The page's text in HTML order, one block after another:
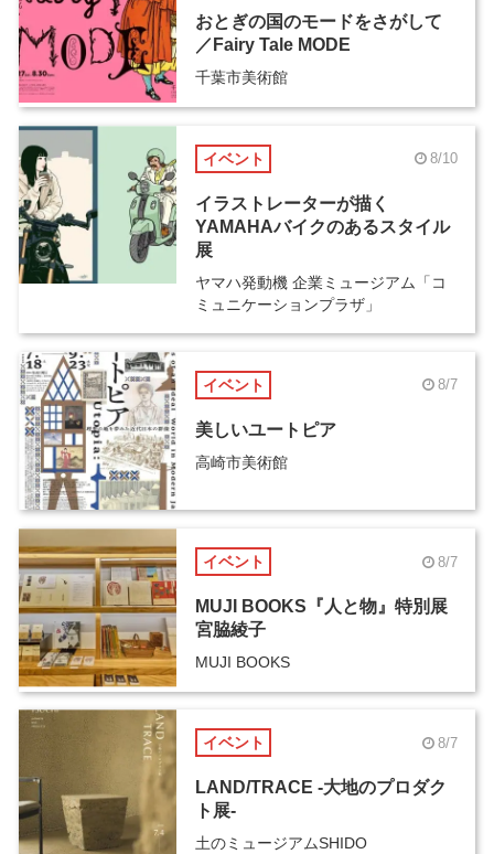
おとぎの国のモードをさがして
／Fairy Tale MODE
千葉市美術館
イベント 8/10
イラストレーターが描く
YAMAHAバイクのあるスタイル
展
ヤマハ発動機 企業ミュージアム「コ
ミュニケーションプラザ」
イベント 8/7
美しいユートピア
高崎市美術館
イベント 8/7
MUJI BOOKS『人と物』特別展
宮脇綾子
MUJI BOOKS
イベント 8/7
LAND/TRACE -大地のプロダク
ト展-
土のミュージアムSHIDO